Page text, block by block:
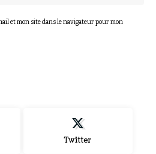
et mon site dans le navigateur pour mon
Twitter